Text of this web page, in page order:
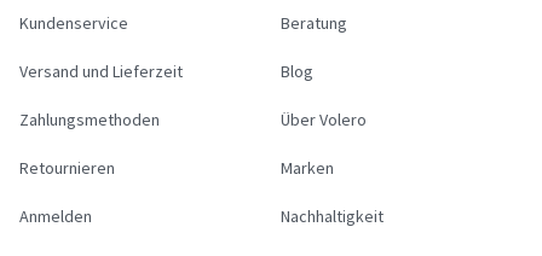
Kundenservice
Versand und Lieferzeit
Zahlungsmethoden
Retournieren
Anmelden
Beratung
Blog
Über Volero
Marken
Nachhaltigkeit